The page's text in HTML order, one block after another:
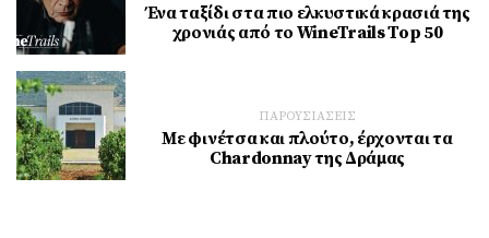
Ένα ταξίδι στα πιο ελκυστικά κρασιά της
χρονιάς από το WineTrails Top 50
ΠΑΡΟΥΣΙΑΣΕΙΣ
Με φινέτσα και πλούτο, έρχονται τα
Chardonnay της Δράμας